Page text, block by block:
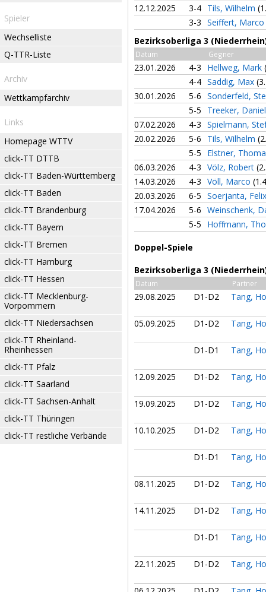
Spieler
Wechselliste
Q-TTR-Liste
Archiv
Wettkampfarchiv
Links
Homepage WTTV
click-TT DTTB
click-TT Baden-Württemberg
click-TT Baden
click-TT Brandenburg
click-TT Bayern
click-TT Bremen
click-TT Hamburg
click-TT Hessen
click-TT Mecklenburg-
Vorpommern
click-TT Niedersachsen
click-TT Rheinland-
Rheinhessen
click-TT Pfalz
click-TT Saarland
click-TT Sachsen-Anhalt
click-TT Thüringen
click-TT restliche Verbände
12.12.2025
3-4 Tils, Wilhelm
3-3 Seiffert, Marco
Bezirksoberliga 3
Datum Gegner
23.01.2026 4-3 Hellweg, Mark
4-4 Saddig, Max
30.01.2026
5-6 Sonderfeld,
5-5
Treeker,
07.02.2026
4-3 Spielmann,
20.02.2026
5-6 Tils, Wilhelm
5-5
Elstner,
06.03.2026
4-3 Völz, Robert
14.03.2026
4-3 Völl, Marco
20.03.2026
6-5 Soerjanta,
17.04.2026
5-6 Weinschenk,
5-5
Hoffmann,
Doppel-Spiele
Bezirksoberliga 3
Datum Partner
29.08.2025 D1-D2 Tang,
05.09.2025 D1-D2 Tang,
D1-D1 Tang,
12.09.2025 D1-D2 Tang,
19.09.2025 D1-D2 Tang,
10.10.2025 D1-D2 Tang,
D1-D1 Tang,
08.11.2025 D1-D2 Tang,
14.11.2025 D1-D2 Tang,
D1-D1 Tang,
22.11.2025 D1-D2 Tang,